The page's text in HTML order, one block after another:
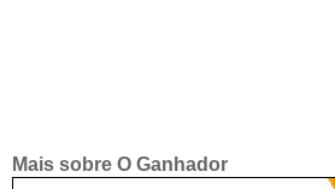
Mais sobre O Ganhador